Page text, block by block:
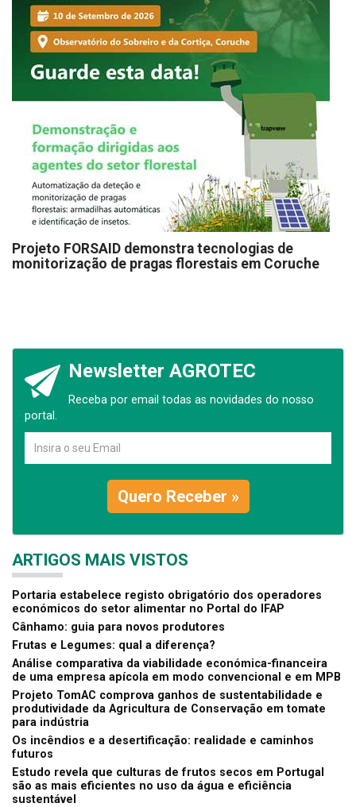
Projeto FORSAID demonstra tecnologias de
monitorização de pragas florestais em Coruche
Newsletter AGROTEC
Receba por email todas as novidades do nosso
portal.
Quero Receber »
ARTIGOS MAIS VISTOS
Portaria estabelece registo obrigatório dos operadores
económicos do setor alimentar no Portal do IFAP
Cânhamo: guia para novos produtores
Frutas e Legumes: qual a diferença?
Análise comparativa da viabilidade económica-financeira
de uma empresa apícola em modo convencional e em MPB
Projeto TomAC comprova ganhos de sustentabilidade e
produtividade da Agricultura de Conservação em tomate
para indústria
Os incêndios e a desertificação: realidade e caminhos
futuros
Estudo revela que culturas de frutos secos em Portugal
são as mais eficientes no uso da água e eficiência
sustentável